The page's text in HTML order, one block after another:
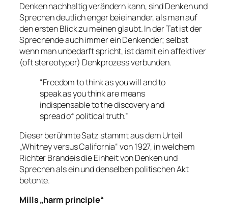
Denken nachhaltig verändern kann, sind Denken und
Sprechen deutlich enger beieinander, als man auf
den ersten Blick zu meinen glaubt. In der Tat ist der
Sprechende auch immer ein Denkender; selbst
wenn man unbedarft spricht, ist damit ein affektiver
(oft stereotyper) Denkprozess verbunden.
“Freedom to think as you will and to
speak as you think are means
indispensable to the discovery and
spread of political truth.”
Dieser berühmte Satz stammt aus dem Urteil
„Whitney versus California“ von 1927, in welchem
Richter Brandeis die Einheit von Denken und
Sprechen alsein und denselbenpolitischen Akt
betonte.
Mills „harm principle“